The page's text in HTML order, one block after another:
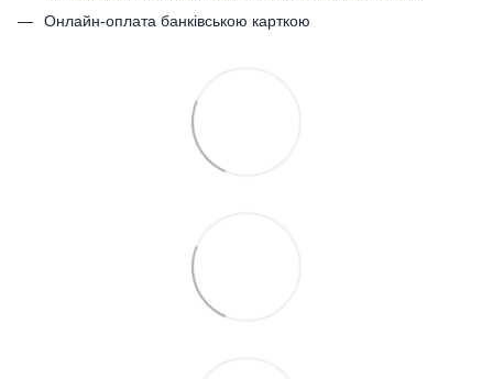
Онлайн-оплата банківською карткою